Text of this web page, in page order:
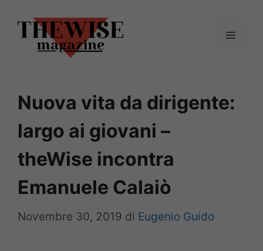
contenuto
Menu
Nuova vita da dirigente:
largo ai giovani –
theWise incontra
Emanuele Calaiò
Novembre 30, 2019 di Eugenio Guido